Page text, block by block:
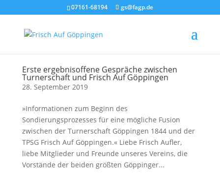
07161-68194 gs@fagp.de
Erste ergebnisoffene Gespräche zwischen
Turnerschaft und Frisch Auf Göppingen
28. September 2019
»Informationen zum Beginn des
Sondierungsprozesses für eine mögliche Fusion
zwischen der Turnerschaft Göppingen 1844 und der
TPSG Frisch Auf Göppingen.« Liebe Frisch Aufler,
liebe Mitglieder und Freunde unseres Vereins, die
Vorstände der beiden größten Göppinger...